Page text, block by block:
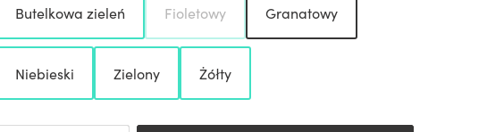
Butelkowa zieleń Fioletowy Granatowy
Niebieski Zielony Żółty